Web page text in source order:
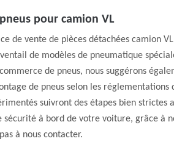
pour camion VL
de vente de pièces détachées camion
de modèles de pneumatique
de pneus, nous suggérons
de pneus selon les réglementations
suivront des étapes bien strictes
sécurité à bord de votre voiture, grâce à
à nous contacter.